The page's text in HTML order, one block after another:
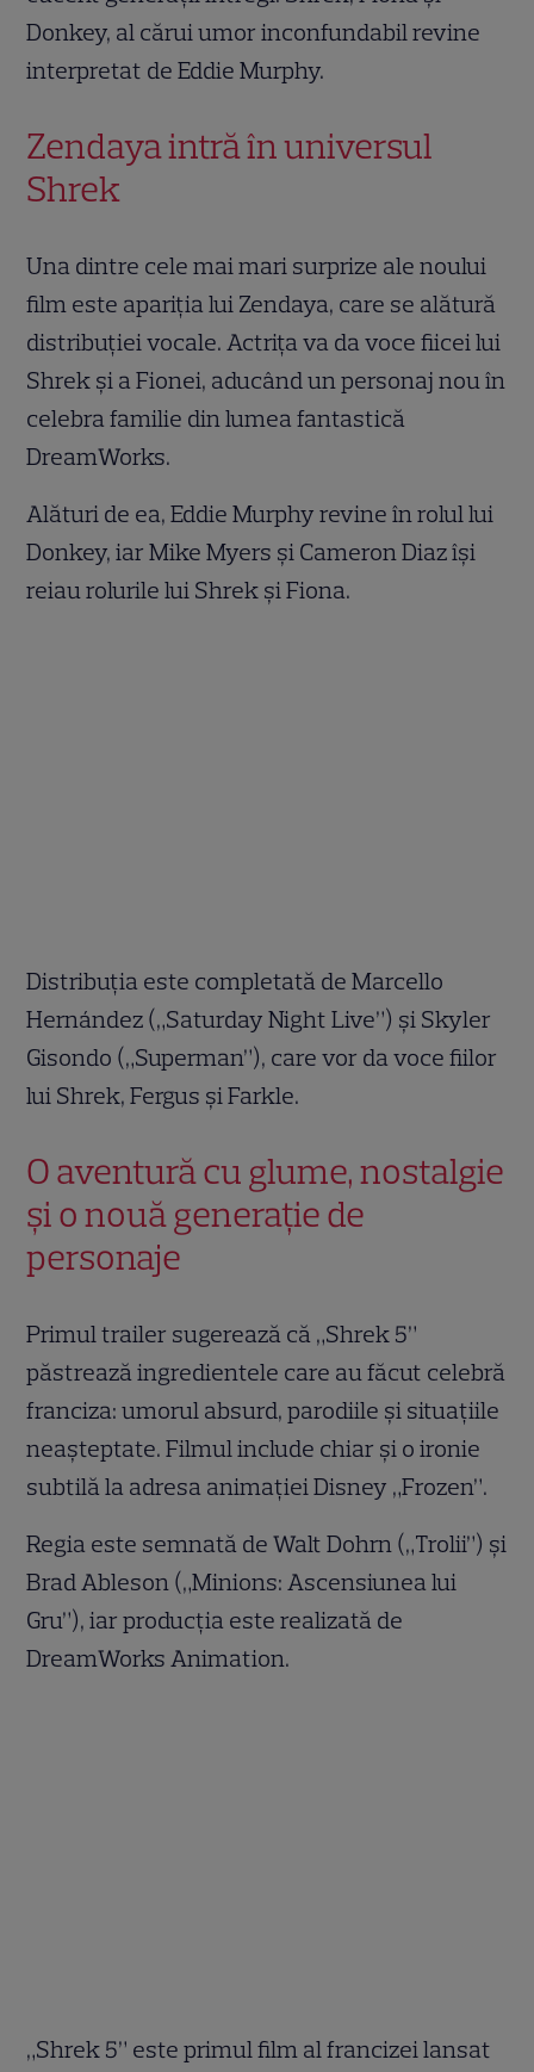
Donkey, al cărui umor inconfundabil revine
interpretat de Eddie Murphy.
Zendaya intră în universul
Shrek
Una dintre cele mai mari surprize ale noului
film este apariția lui Zendaya, care se alătură
distribuției vocale. Actrița va da voce fiicei lui
Shrek și a Fionei, aducând un personaj nou în
celebra familie din lumea fantastică
DreamWorks.
Alături de ea, Eddie Murphy revine în rolul lui
Donkey, iar Mike Myers și Cameron Diaz își
reiau rolurile lui Shrek și Fiona.
Distribuția este completată de Marcello
Hernández („Saturday Night Live”) și Skyler
Gisondo („Superman”), care vor da voce fiilor
lui Shrek, Fergus și Farkle.
O aventură cu glume, nostalgie
și o nouă generație de
personaje
Primul trailer sugerează că „Shrek 5”
păstrează ingredientele care au făcut celebră
franciza: umorul absurd, parodiile și situațiile
neașteptate. Filmul include chiar și o ironie
subtilă la adresa animației Disney „Frozen”.
Regia este semnată de Walt Dohrn („Trolii”) și
Brad Ableson („Minions: Ascensiunea lui
Gru”), iar producția este realizată de
DreamWorks Animation.
„Shrek 5” este primul film al francizei lansat